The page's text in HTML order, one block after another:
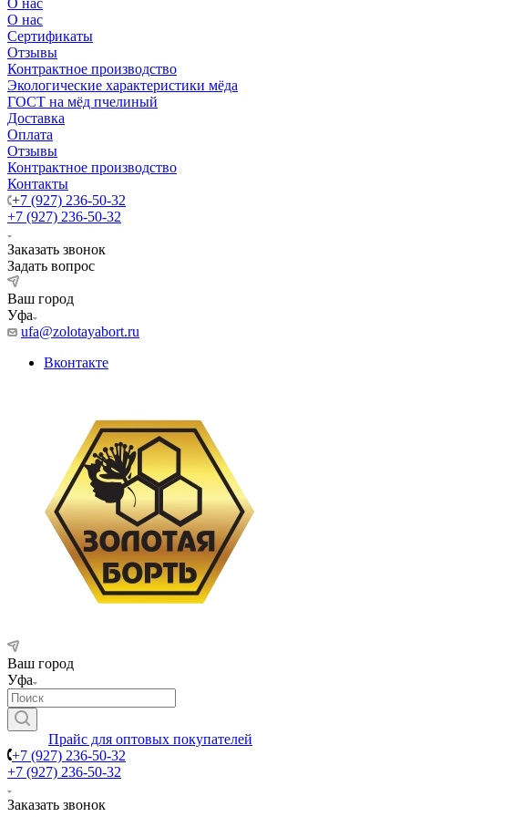
О нас
О нас
Сертификаты
Отзывы
Контрактное производство
Экологические характеристики мёда
ГОСТ на мёд пчелиный
Доставка
Оплата
Отзывы
Контрактное производство
Контакты
+7 (927) 236-50-32
+7 (927) 236-50-32
Заказать звонок
Задать вопрос
Ваш город
Уфа
ufa@zolotayabort.ru
Вконтакте
Ваш город
Уфа
Прайс для оптовых покупателей
+7 (927) 236-50-32
+7 (927) 236-50-32
Заказать звонок